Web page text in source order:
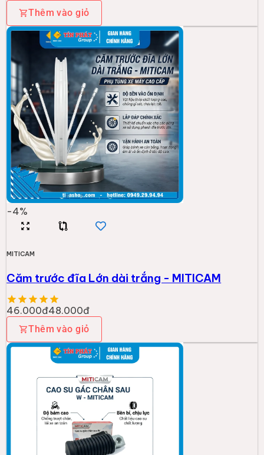
Thêm vào giỏ
-4%
MITICAM
Căm trước đĩa Lớn dài trắng - MITICAM
46.000đ48.000đ
Thêm vào giỏ